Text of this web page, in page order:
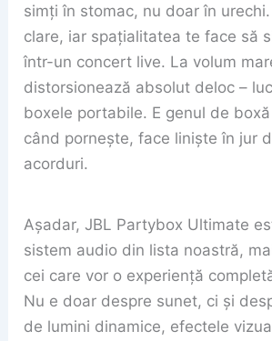
simți în stomac, nu doar în
clare, iar spațialitatea te face să
într-un concert live. La volum
distorsionează absolut deloc –
boxele portabile. E genul de
când pornește, face liniște în jur
acorduri.
Așadar, JBL Partybox Ultimate
sistem audio din lista noastră,
cei care vor o experiență
Nu e doar despre sunet, ci și
de lumini dinamice, efectele